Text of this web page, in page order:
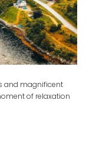
and magnificent
of relaxation